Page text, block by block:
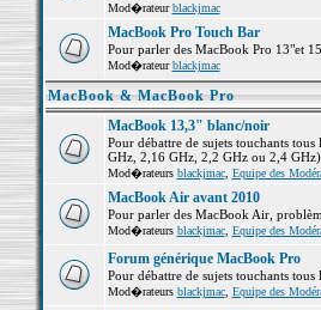
Mod�rateurblackjmac
MacBook Pro Touch Bar
Pour parler des MacBook Pro 13"et
Mod�rateurblackjmac
MacBook & MacBook Pro
MacBook 13,3" blanc/noir
Pour débattre de sujets touchants
GHz, 2,16 GHz, 2,2 GHz ou 2,4 GHz).
Mod�rateurs blackjmac, Equipe des
MacBook Air avant 2010
Pour parler des MacBook Air,
Mod�rateurs blackjmac, Equipe des
Forum générique MacBook Pro
Pour débattre de sujets touchants
Mod�rateurs blackjmac, Equipe des